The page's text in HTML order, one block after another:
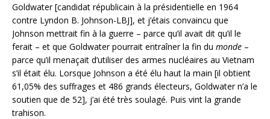
Goldwater [candidat républicain à la présidentielle en 1964
contre Lyndon B. Johnson-LBJ], et j’étais convaincu que
Johnson mettrait fin à la guerre – parce qu’il avait dit qu’il le
ferait – et que Goldwater pourrait entraîner la fin du monde –
parce qu’il menaçait d’utiliser des armes nucléaires au Vietnam
s’il était élu. Lorsque Johnson a été élu haut la main [il obtient
61,05% des suffrages et 486 grands électeurs, Goldwater n’a le
soutien que de 52], j’ai été très soulagé. Puis vint la grande
trahison.